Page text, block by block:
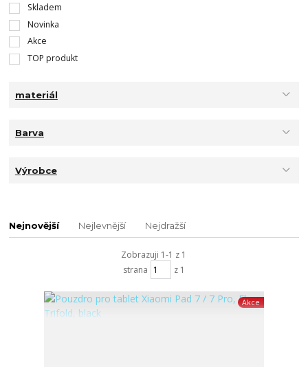
Skladem
Novinka
Akce
TOP produkt
materiál
Barva
Výrobce
Nejnovější Nejlevnější Nejdražší
Zobrazuji 1-1 z 1
strana
z 1
Akce